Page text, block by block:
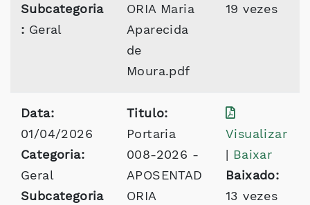
Subcategoria
: Geral
ORIA Maria
Aparecida
de
Moura.pdf
19 vezes
Data:
01/04/2026
Categoria:
Geral
Subcategoria
Titulo:
Portaria
008-2026 -
APOSENTAD
ORIA
Visualizar
| Baixar
Baixado:
13 vezes